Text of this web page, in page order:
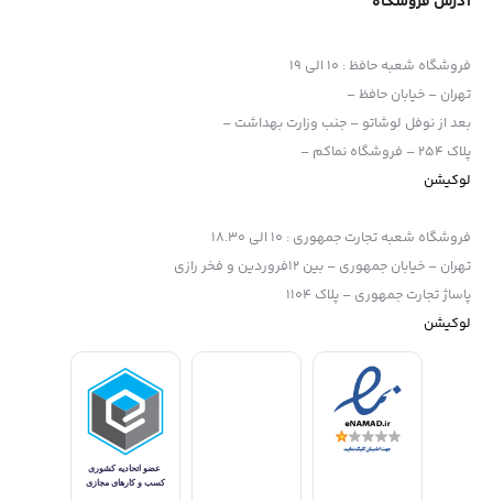
فروشگاه شعبه حافظ: 10 الی 19
تهران – خیابان حافظ –
بعد از نوفل لوشاتو – جنب وزارت بهداشت –
پلاک 254 – فروشگاه نماکم –
لوکیشن
فروشگاه شعبه تجارت جمهوری : 10 الی 18.30
تهران – خیابان جمهوری – بین 12فروردین و فخر رازی
پاساژ تجارت جمهوری – پلاک 1104
لوکیشن